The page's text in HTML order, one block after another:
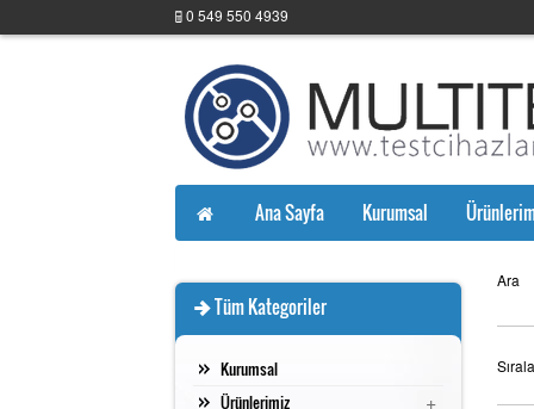
0 549 550 4939
Ana Sayfa Kurumsal
Ara
Tüm Kategoriler
Kurumsal
Ürünlerimiz
+